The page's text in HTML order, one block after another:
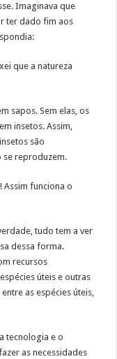
Imaginava que
ter dado fim aos
que a natureza
sapos. Sem elas, os
insetos. Assim,
são
se reproduzem.
Assim funciona o
tudo tem a ver
dessa forma.
recursos
úteis e outras
as espécies úteis,
tecnologia e o
as necessidades